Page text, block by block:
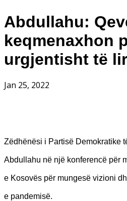
Abdullahu:
keqmenaxhon
urgjentisht të
Jan 25, 2022
Zëdhënësi i Partisë Demokratike
Abdullahu në një konferencë për
e Kosovës për mungesë vizioni
e pandemisë.